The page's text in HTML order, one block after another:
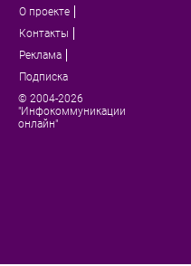
О проекте
Контакты
Реклама
Подписка
© 2004-2026
"Инфокоммуникации
онлайн"